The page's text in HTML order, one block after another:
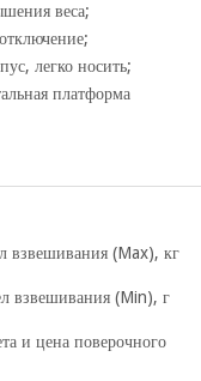
веса;
легко носить;
платформа
взвешивания (Max), кг
взвешивания (Min), г
и цена поверочного